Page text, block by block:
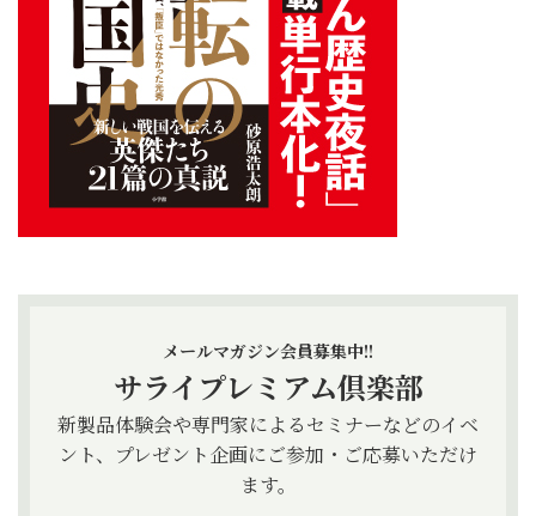
メールマガジン会員募集中!!
サライプレミアム倶楽部
新製品体験会や専門家によるセミナーなどのイベ
ント、プレゼント企画にご参加・ご応募いただけ
ます。